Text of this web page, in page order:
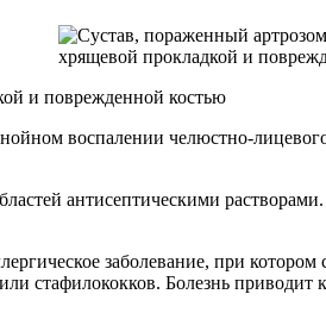
и поврежденной костью
воспалении челюстно-лицевого
антисептическими растворами.
заболевание, при
стафилококков. Болезнь